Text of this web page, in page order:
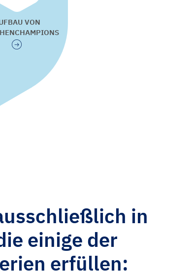
VON
in
einige der
erfüllen: